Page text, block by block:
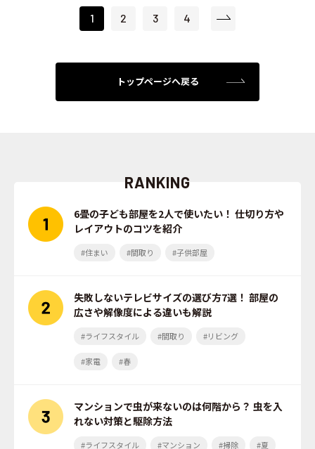
1 2 3 4
トップページへ戻る
RANKING
6畳の子ども部屋を2人で使いたい！ 仕切り方や
レイアウトのコツを紹介
#住まい #間取り #子供部屋
失敗しないテレビサイズの選び方7選！ 部屋の
広さや解像度による違いも解説
#ライフスタイル #間取り #リビング
#家電 #春
マンションで虫が来ないのは何階から？ 虫を入
れない対策と駆除方法
#ライフスタイル #マンション #掃除 #夏